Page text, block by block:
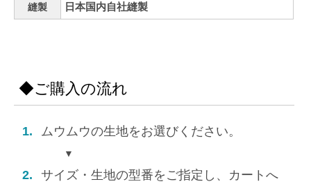
縫製 日本国内自社縫製
◆ご購入の流れ
1. ムウムウの生地をお選びください。
▼
2. サイズ・生地の型番をご指定し、カートへ